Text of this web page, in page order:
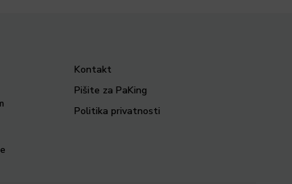
Kontakt
Pišite za PaKing
Politika privatnosti